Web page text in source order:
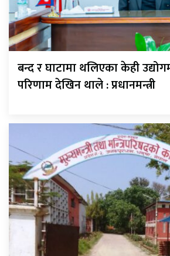
बन्द र घाटामा थलिएका केही
परिणाम देखिन थाले : प्रधानमन्त्री